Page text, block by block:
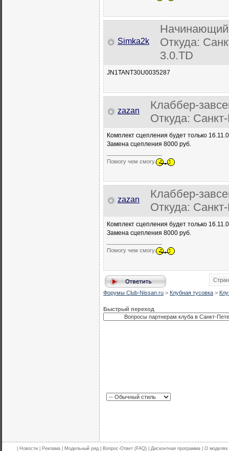
Simka2k
Откуда:
3.0.TD
JN1TANT30U0035287
zazan
Клаббер-
Откуда:
Комплект сцепления будет только
Замена сцепления 8000 руб.
Помогу чем смогу.
zazan
Клаббер-
Откуда:
Комплект сцепления будет только
Замена сцепления 8000 руб.
Помогу чем смогу.
Форумы Club-Nissan.ru > Клубная тусовка >
Быстрый переход
Новости Реклама Модельный ряд Вопрос-Ответ (FAQ) Дисконтная программа О моделях